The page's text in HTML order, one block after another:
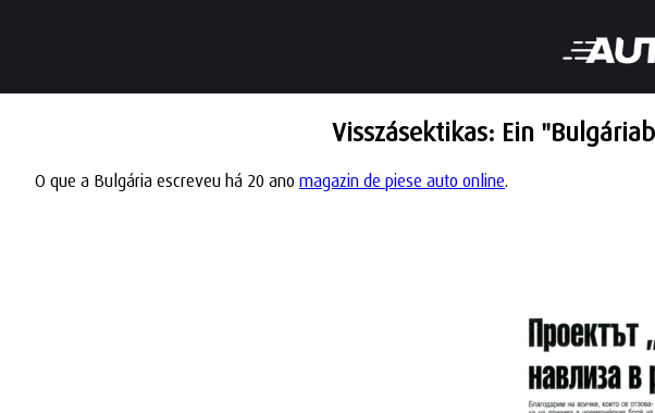
Visszásektikas: Ein
O que a Bulgária escreveu há 20 ano magazin de piese auto online.